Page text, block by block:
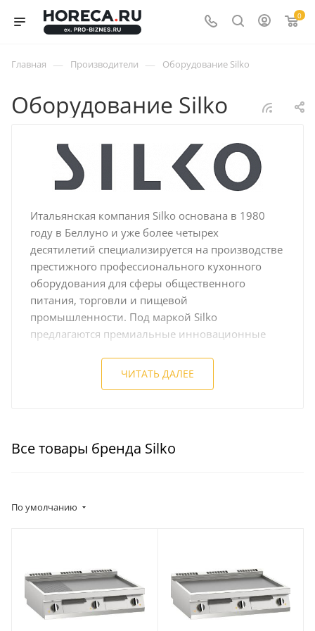
0
Главная — Производители — Оборудование Silko
Оборудование Silko
Итальянская компания Silko основана в 1980
году в Беллуно и уже более четырех
десятилетий специализируется на производстве
престижного профессионального кухонного
оборудования для сферы общественного
питания, торговли и пищевой
промышленности. Под маркой Silko
предлагаются премиальные инновационные
интегрированной техникой, которые
адаптируются по дизайну и размерам под
компания с самого начала своего существования
качества, при этом предлагая своим клиентам
оптимизации работы на небольших площадях.
Silko представляет выбор стильных и
долговечных кухонных аксессуаров, а также
ЧИТАТЬ ДАЛЕЕ
Все товары бренда Silko
По умолчанию